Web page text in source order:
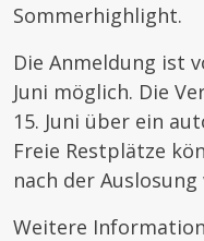
Sommerhighlight.
Die Anmeldung ist
Juni möglich. Die
15. Juni über ein
Freie Restplätze
nach der
Weitere